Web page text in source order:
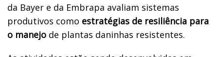
da Bayer e da Embrapa avaliam sistemas
produtivos como estratégias de resiliência para
o manejo de plantas daninhas resistentes.